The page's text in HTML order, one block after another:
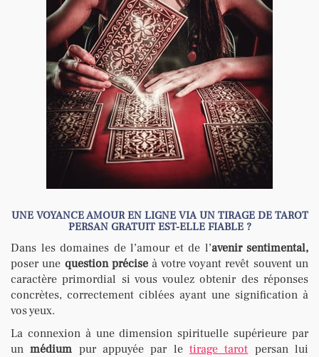
UNE VOYANCE AMOUR EN LIGNE VIA UN TIRAGE DE TAROT
PERSAN GRATUIT EST-ELLE FIABLE ?
Dans les domaines de l’amour et de l’avenir sentimental,
poser une question précise à votre voyant revêt souvent un
caractère primordial si vous voulez obtenir des réponses
concrètes, correctement ciblées ayant une signification à
vos yeux.
La connexion à une dimension spirituelle supérieure par
unmédium pur appuyée par letirage tarot persan lui